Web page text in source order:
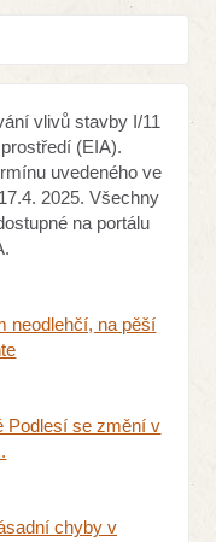
vlivů stavby I/11
(EIA).
uvedeného ve
2025. Všechny
na portálu
neodlehčí, na pěší
Podlesí se změní v
chyby v